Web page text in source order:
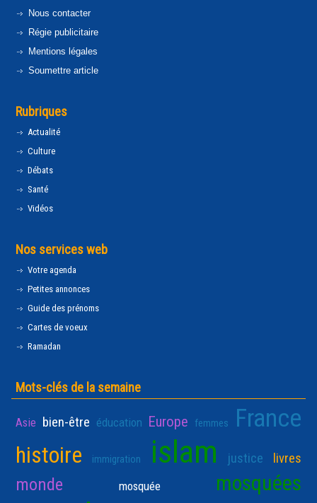
Nous contacter
Régie publicitaire
Mentions légales
Soumettre article
Rubriques
Actualité
Culture
Débats
Santé
Vidéos
Nos services web
Votre agenda
Petites annonces
Guide des prénoms
Cartes de voeux
Ramadan
Mots-clés de la semaine
Asie bien-être éducation Europe femmes France
histoire immigration islam justice livres
monde mosquée mosquées